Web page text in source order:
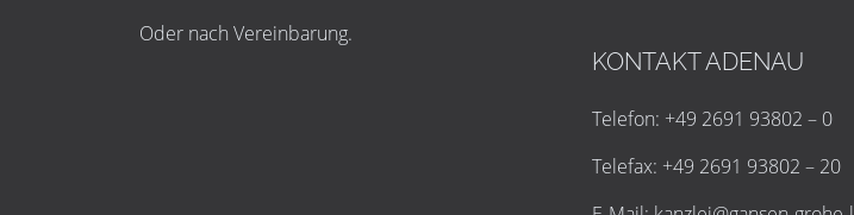
Oder nach Vereinbarung.
KONTAKT ADENAU
Telefon: +49 2691 93802 – 0
Telefax: +49 2691 93802 – 20